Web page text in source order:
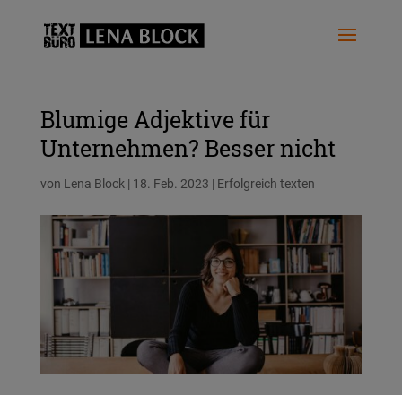
Blumige Adjektive für
Unternehmen? Besser nicht
von Lena Block| 18. Feb. 2023 | Erfolgreich texten